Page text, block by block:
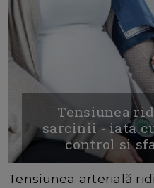
Tensiunea
sarcinii - iata
control si
Tensiunea arterială